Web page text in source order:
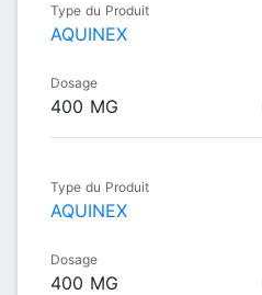
Type du Produit
AQUINEX
Dosage
400 MG
Type du Produit
AQUINEX
Dosage
400 MG